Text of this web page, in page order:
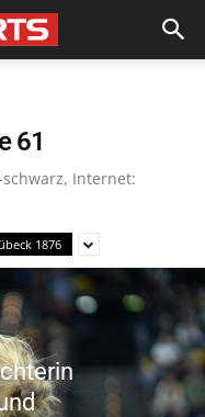
61
Internet:
1876